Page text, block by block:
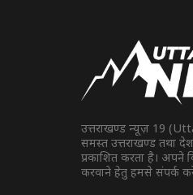
उत्तराखण्ड न्यूज़ 19
समस्त उत्तराखण्ड तथा
प्रकाशित करता है। अपने
करवाने हेतु हमसे संपर्क